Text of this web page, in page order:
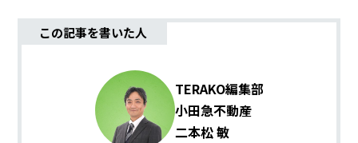
この記事を書いた人
TERAKO編集部
小田急不動産
二本松 敏